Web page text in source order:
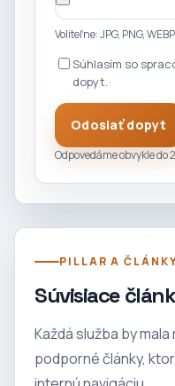
Voliteľne: JPG, PNG,
Súhlasím so
dopyt.
Odoslať dopyt
Odpovedáme obvykle do
PILLAR A
Súvisiace
Každá služba by
podporné články,